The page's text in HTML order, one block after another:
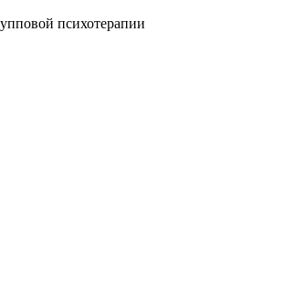
психотерапии